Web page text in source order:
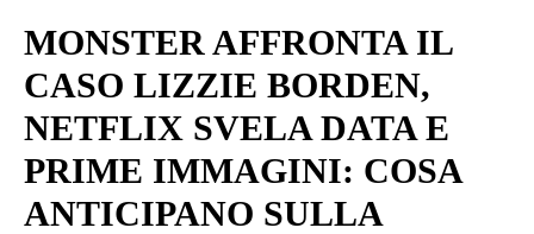
MONSTER AFFRONTA IL
CASO LIZZIE BORDEN,
NETFLIX SVELA DATA E
PRIME IMMAGINI: COSA
ANTICIPANO SULLA